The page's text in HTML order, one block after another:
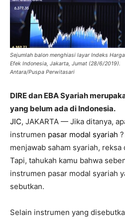
Sejumlah balon menghiasi layar Indeks
Efek Indonesia, Jakarta,
Antara/Puspa Perwitasari
DIRE dan EBA Syariah
yang belum ada di Indonesia.
JIC, JAKARTA — Jika ditanya,
instrumen pasar modal syariah
menjawab saham syariah, reksa
Tapi, tahukah kamu bahwa
instrumen pasar modal syariah
sebutkan.
Selain instrumen yang